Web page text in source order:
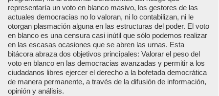
representaría un voto en blanco masivo, los gestores de las
actuales democracias no lo valoran, ni lo contabilizan, ni le
otorgan plasmación alguna en las estructuras del poder. El voto
en blanco es una censura casi inútil que sólo podemos realizar
en las escasas ocasiones que se abren las urnas. Esta
bitácora abraza dos objetivos principales: Valorar el peso del
voto en blanco en las democracias avanzadas y permitir a los
ciudadanos libres ejercer el derecho a la bofetada democrática
de manera permanente, a través de la difusión de información,
opinión y análisis.